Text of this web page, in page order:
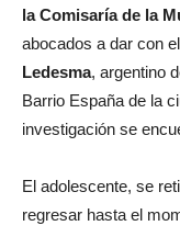
la Comisaría de la
abocados a dar con
Ledesma, argentino
Barrio España de la
investigación se
El adolescente, se
regresar hasta el